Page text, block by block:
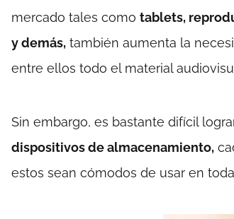
mercado tales como tablets,
y demás, también aumenta la
entre ellos todo el material
Sin embargo, es bastante difícil
dispositivos de almacenamiento,
estos sean cómodos de usar en